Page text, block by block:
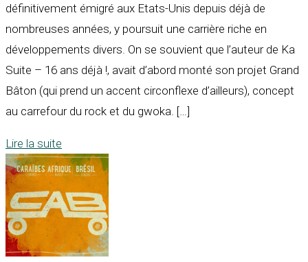
définitivement émigré aux Etats-Unis depuis déjà de
nombreuses années, y poursuit une carrière riche en
développements divers. On se souvient que l’auteur de Ka
Suite – 16 ans déjà !, avait d’abord monté son projet Grand
Bâton (qui prend un accent circonflexe d’ailleurs), concept
au carrefour du rock et du gwoka. […]
Lire la suite